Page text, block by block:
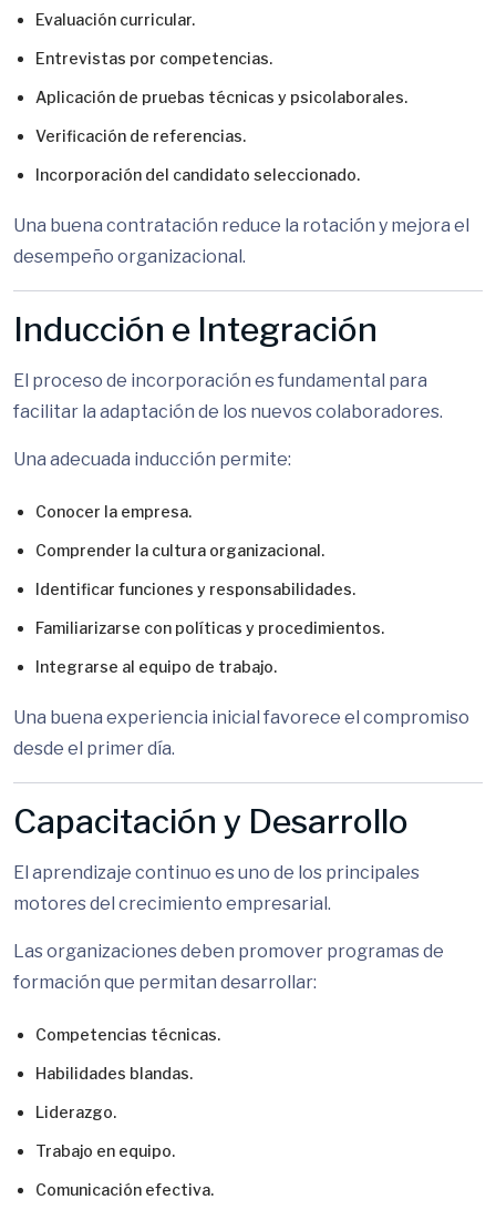
Evaluación curricular.
Entrevistas por competencias.
Aplicación de pruebas técnicas y psicolaborales.
Verificación de referencias.
Incorporación del candidato seleccionado.
Una buena contratación reduce la rotación y mejora el
desempeño organizacional.
Inducción e Integración
El proceso de incorporación es fundamental para
facilitar la adaptación de los nuevos colaboradores.
Una adecuada inducción permite:
Conocer la empresa.
Comprender la cultura organizacional.
Identificar funciones y responsabilidades.
Familiarizarse con políticas y procedimientos.
Integrarse al equipo de trabajo.
Una buena experiencia inicial favorece el compromiso
desde el primer día.
Capacitación y Desarrollo
El aprendizaje continuo es uno de los principales
motores del crecimiento empresarial.
Las organizaciones deben promover programas de
formación que permitan desarrollar:
Competencias técnicas.
Habilidades blandas.
Liderazgo.
Trabajo en equipo.
Comunicación efectiva.